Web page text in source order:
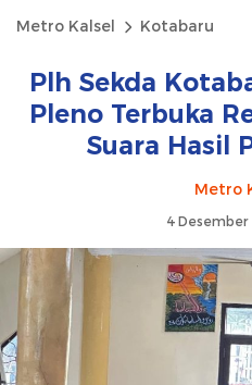
Metro Kalsel Kotabaru
Plh Sekda
Pleno Terbuka
Suara Hasil
Metro
4 Desember